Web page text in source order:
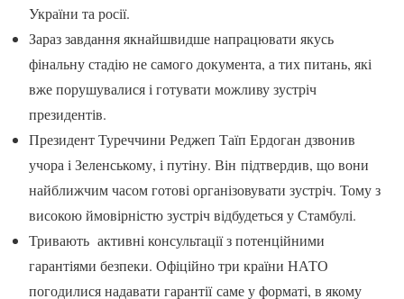
України та росії.
Зараз завдання якнайшвидше напрацювати якусь
фінальну стадію не самого документа, а тих питань, які
вже порушувалися і готувати можливу зустріч
президентів.
Президент Туреччини Реджеп Таїп Ердоган дзвонив
учора і Зеленському, і путіну. Він підтвердив, що вони
найближчим часом готові організовувати зустріч. Тому з
високою ймовірністю зустріч відбудеться у Стамбулі.
Тривають активні консультації з потенційними
гарантіями безпеки. Офіційно три країни НАТО
погодилися надавати гарантії саме у форматі, в якому